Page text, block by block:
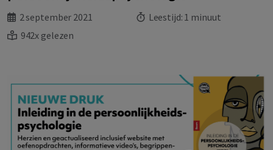
2 september 2021 Leestijd: 1 minuut
942x gelezen